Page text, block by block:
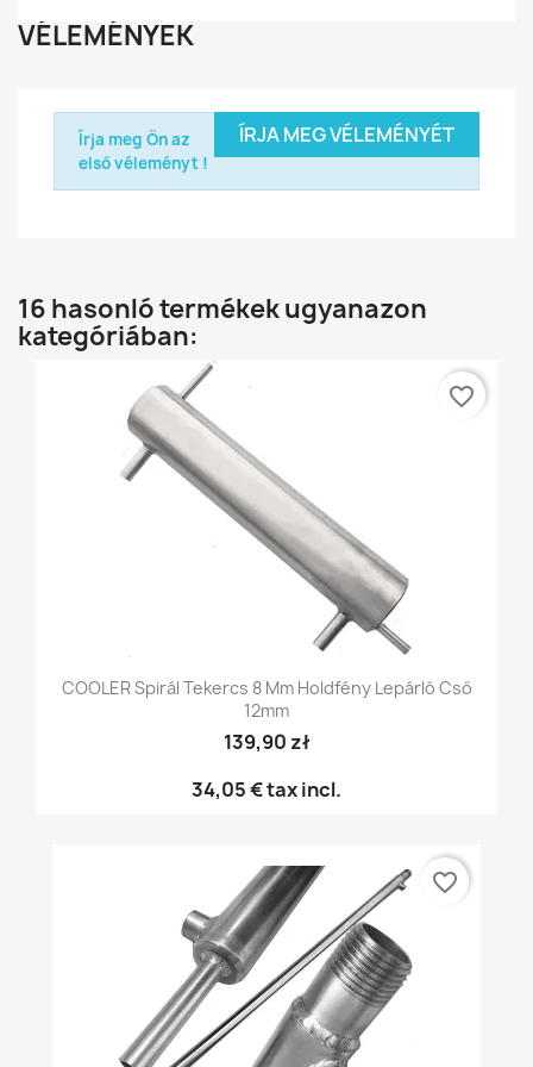
VÉLEMÉNYEK
ÍRJA MEG VÉLEMÉNYÉT
Írja meg Ön az
első véleményt !
16 hasonló termékek ugyanazon
kategóriában:
COOLER Spirál Tekercs 8 Mm Holdfény Lepárló Cső
12mm
139,90 zł
34,05 €tax incl.
favorite_border
favorite_border